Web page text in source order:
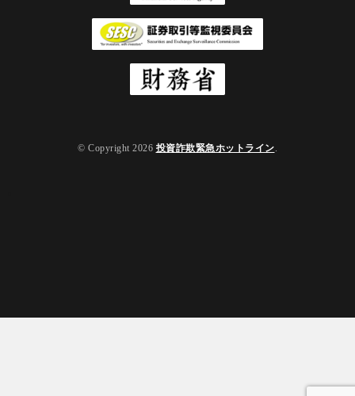
© Copyright 2026 投資詐欺緊急ホットライン.